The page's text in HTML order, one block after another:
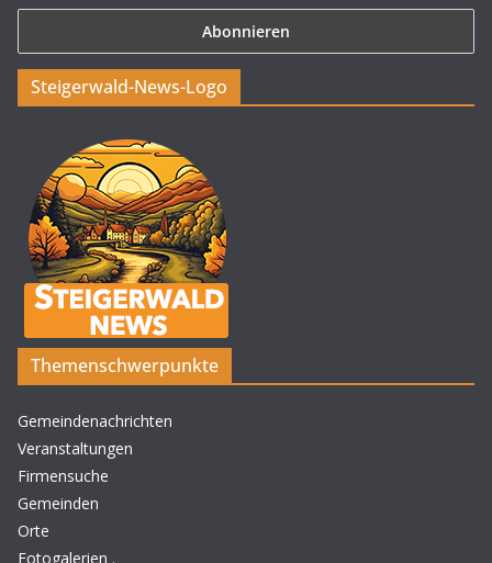
Steigerwald-News-Logo
Themenschwerpunkte
Gemeindenachrichten
Veranstaltungen
Firmensuche
Gemeinden
Orte
Fotogalerien .